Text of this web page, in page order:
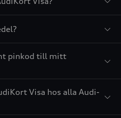
pinkod till mitt
Visa hos alla Audi-